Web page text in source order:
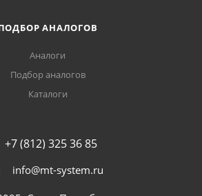
АНАЛОГОВ
Аналоги
Подбор аналогов
Каталоги
+7 (812) 325 36 85
info@mt-system.ru